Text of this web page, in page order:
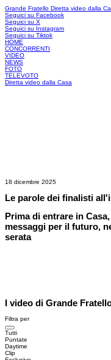
Grande Fratello Diretta video dalla
Seguici su Facebook
Seguici su X
Seguici su Instagram
Seguici su Tiktok
HOME
CONCORRENTI
VIDEO
NEWS
FOTO
TELEVOTO
Diretta video dalla Casa
18 dicembre 2025
Le parole dei finalisti
Prima di entrare in
messaggi per il futuro,
serata
I video di Grande
Filtra per
Tutti
Puntate
Daytime
Clip